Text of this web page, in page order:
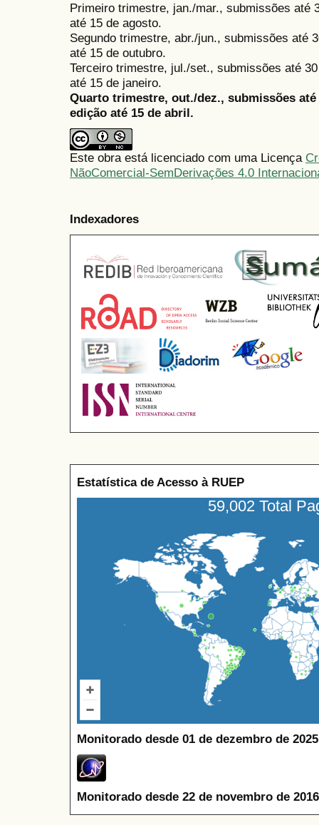
Primeiro trimestre, jan./mar., submissões até
até 15 de agosto.
Segundo trimestre, abr./jun., submissões até
até 15 de outubro.
Terceiro trimestre, jul./set., submissões até
até 15 de janeiro.
Quarto trimestre, out./dez., submissões
edição até 15 de abril.
Este obra está licenciado com uma Licença
NãoComercial-SemDerivações 4.0
Indexadores
Estatística de Acesso à RUEP
59,002 Total
Monitorado desde 01 de dezembro de
Monitorado desde 22 de novembro de